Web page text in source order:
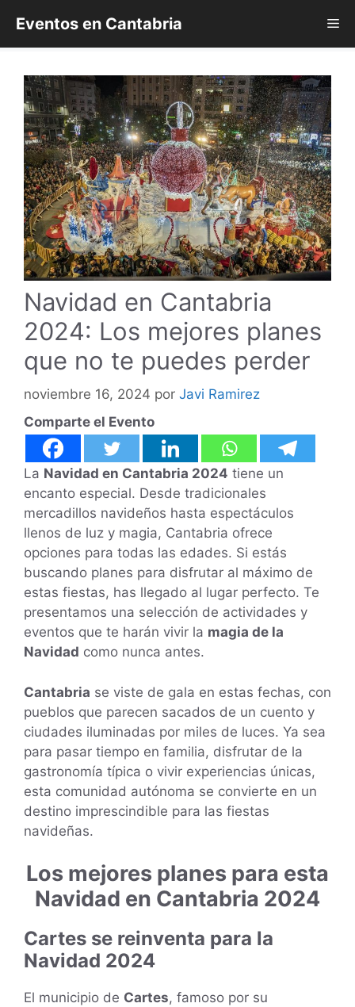
contenido
Eventos en Cantabria
Navidad en Cantabria
2024: Los mejores planes
que no te puedes perder
noviembre 16, 2024 por Javi Ramirez
Comparte el Evento
La Navidad en Cantabria 2024 tiene un
encanto especial. Desde tradicionales
mercadillos navideños hasta espectáculos
llenos de luz y magia, Cantabria ofrece
opciones para todas las edades. Si estás
buscando planes para disfrutar al máximo de
estas fiestas, has llegado al lugar perfecto. Te
presentamos una selección de actividades y
eventos que te harán vivir la magia de la
Navidad como nunca antes.
Cantabria se viste de gala en estas fechas, con
pueblos que parecen sacados de un cuento y
ciudades iluminadas por miles de luces. Ya sea
para pasar tiempo en familia, disfrutar de la
gastronomía típica o vivir experiencias únicas,
esta comunidad autónoma se convierte en un
destino imprescindible para las fiestas
navideñas.
Los mejores planes para esta
Navidad en Cantabria 2024
Cartes se reinventa para la
Navidad 2024
El municipio de Cartes, famoso por su